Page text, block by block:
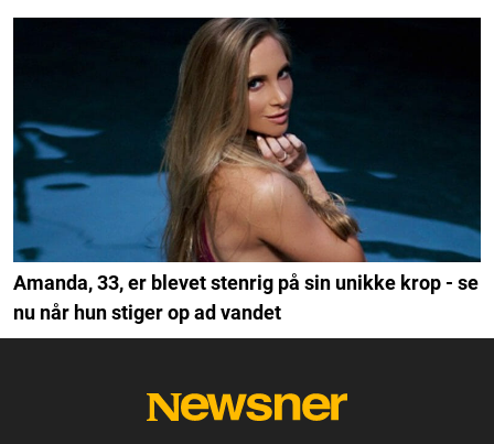
Amanda, 33, er blevet stenrig på sin unikke krop - se
nu når hun stiger op ad vandet